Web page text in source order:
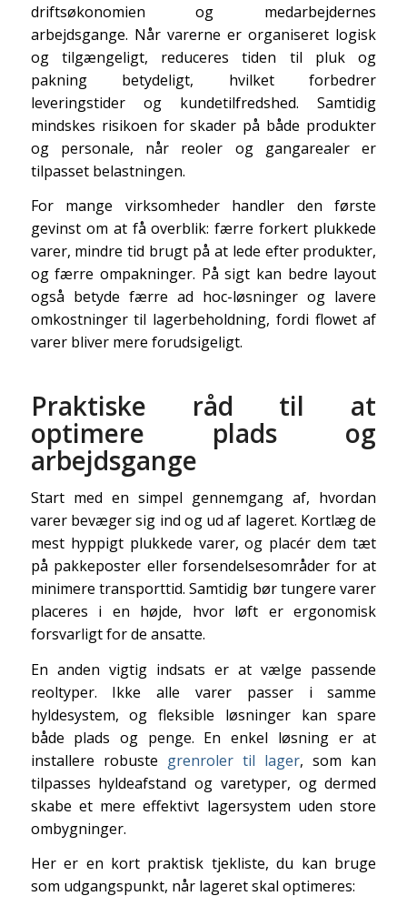
driftsøkonomien og medarbejdernes
arbejdsgange. Når varerne er organiseret logisk
og tilgængeligt, reduceres tiden til pluk og
pakning betydeligt, hvilket forbedrer
leveringstider og kundetilfredshed. Samtidig
mindskes risikoen for skader på både produkter
og personale, når reoler og gangarealer er
tilpasset belastningen.
For mange virksomheder handler den første
gevinst om at få overblik: færre forkert plukkede
varer, mindre tid brugt på at lede efter produkter,
og færre ompakninger. På sigt kan bedre layout
også betyde færre ad hoc-løsninger og lavere
omkostninger til lagerbeholdning, fordi flowet af
varer bliver mere forudsigeligt.
Praktiske råd til at
optimere plads og
arbejdsgange
Start med en simpel gennemgang af, hvordan
varer bevæger sig ind og ud af lageret. Kortlæg de
mest hyppigt plukkede varer, og placér dem tæt
på pakkeposter eller forsendelsesområder for at
minimere transporttid. Samtidig bør tungere varer
placeres i en højde, hvor løft er ergonomisk
forsvarligt for de ansatte.
En anden vigtig indsats er at vælge passende
reoltyper. Ikke alle varer passer i samme
hyldesystem, og fleksible løsninger kan spare
både plads og penge. En enkel løsning er at
installere robuste grenroler til lager, som kan
tilpasses hyldeafstand og varetyper, og dermed
skabe et mere effektivt lagersystem uden store
ombygninger.
Her er en kort praktisk tjekliste, du kan bruge
som udgangspunkt, når lageret skal optimeres: